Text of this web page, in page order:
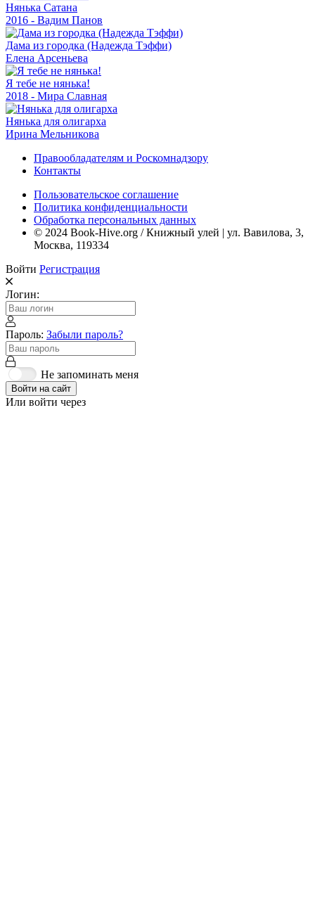
Нянька Сатана
2016 - Вадим Панов
Дама из городка (Надежда Тэффи)
Елена Арсеньева
Я тебе не нянька!
2018 - Мира Славная
Нянька для олигарха
Ирина Мельникова
Правообладателям и Роскомнадзору
Контакты
Пользовательское соглашение
Политика конфиденциальности
Обработка персональных данных
© 2024 Book-Hive.org / Книжный улей | ул. Вавилова, 3,
Москва, 119334
Войти Регистрация
Логин:
Пароль: Забыли пароль?
Не запоминать меня
Войти на сайт
Или войти через